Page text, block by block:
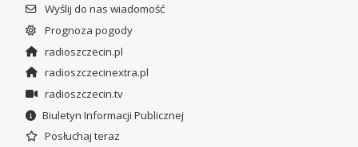
Wyślij do nas wiadomość
Prognoza pogody
radioszczecin.pl
radioszczecinextra.pl
radioszczecin.tv
Biuletyn Informacji Publicznej
Posłuchaj teraz